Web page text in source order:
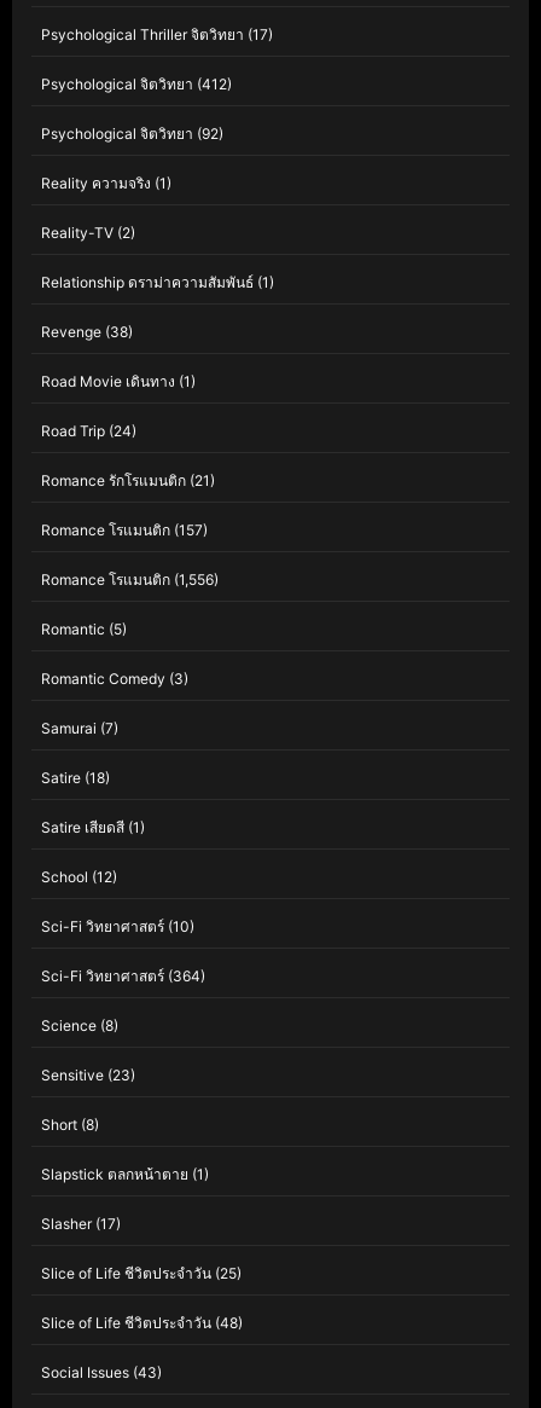
Psychological Thriller จิตวิทยา (17)
Psychological จิตวิทยา (412)
Psychological จิตวิทยา (92)
Reality ความจริง (1)
Reality-TV (2)
Relationship ดราม่าความสัมพันธ์ (1)
Revenge (38)
Road Movie เดินทาง (1)
Road Trip (24)
Romance รักโรแมนติก (21)
Romance โรแมนติก (157)
Romance โรแมนติก (1,556)
Romantic (5)
Romantic Comedy (3)
Samurai (7)
Satire (18)
Satire เสียดสี (1)
School (12)
Sci-Fi วิทยาศาสตร์ (10)
Sci-Fi วิทยาศาสตร์ (364)
Science (8)
Sensitive (23)
Short (8)
Slapstick ตลกหน้าตาย (1)
Slasher(17)
Slice of Life ชีวิตประจำวัน (25)
Slice of Life ชีวิตประจำวัน (48)
Social Issues (43)